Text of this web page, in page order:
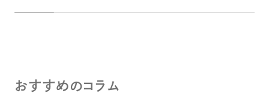
おすすめのコラム